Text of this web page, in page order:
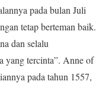
pada bulan Juli
tetap berteman baik.
dan selalu
yang tercinta”. Anne of
pada tahun 1557,